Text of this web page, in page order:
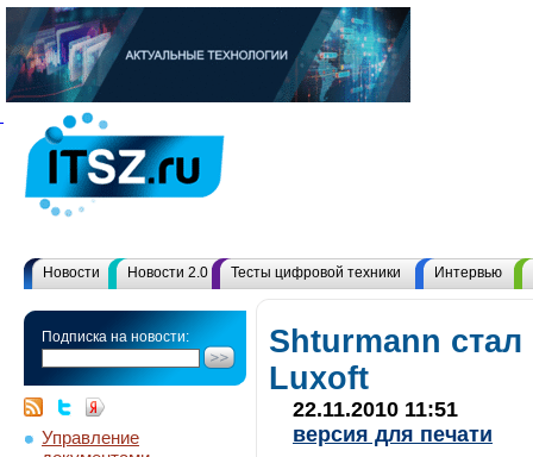
Новости Новости 2.0 Тесты цифровой техники Интервью
Подписка на новости:
Управление
Shturmann
Luxoft
22.11.2010 11:51
версия для печати